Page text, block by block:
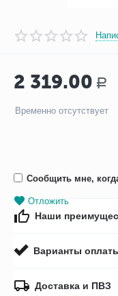
2 319.00 Р
Временно отсутствует
Сообщить мне,
Отложить
Наши
Варианты
Доставка и ПВЗ